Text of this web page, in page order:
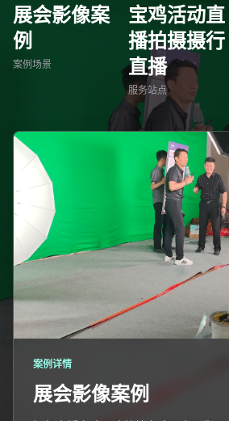
展会影像案
例
案例场景
宝鸡活动直
播拍摄摄行
直播
服务站点
案例详情
展会影像案例